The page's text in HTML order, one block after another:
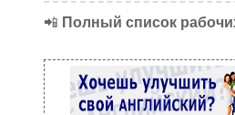
📲 Полный список